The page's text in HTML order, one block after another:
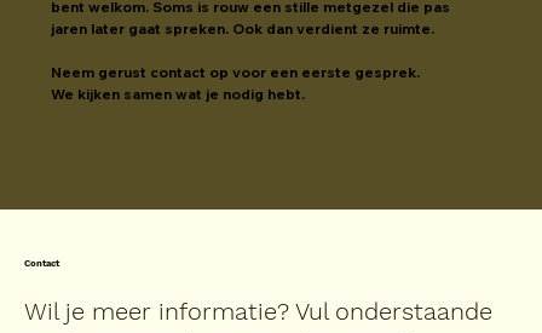
bent welkom. Soms is rouw een stille metgezel die pas
jaren later gaat spreken. Ook dan verdient ze ruimte.
Neem gerust contact op voor een eerste gesprek.
We kijken samen wat je nodig hebt.
Contact
Wil je meer informatie? Vul onderstaande